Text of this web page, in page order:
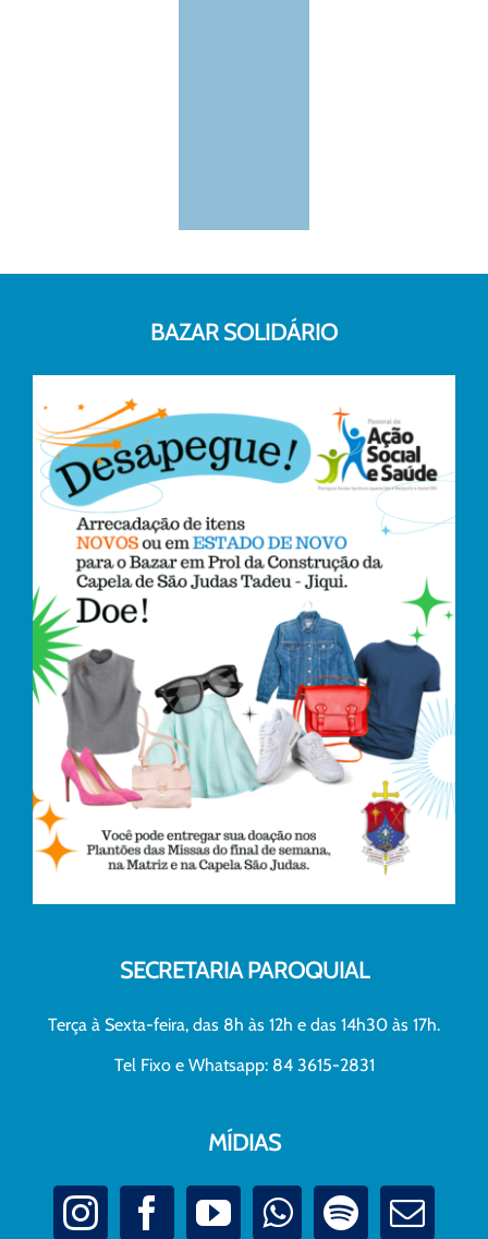
BAZAR SOLIDÁRIO
SECRETARIA PAROQUIAL
Terça à Sexta-feira, das 8h às 12h e das 14h30 às 17h.
Tel Fixo e Whatsapp: 84 3615-2831
MÍDIAS